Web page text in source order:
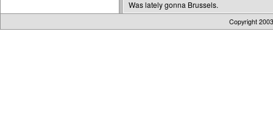
Was lately gonna Brussels.
Copyright